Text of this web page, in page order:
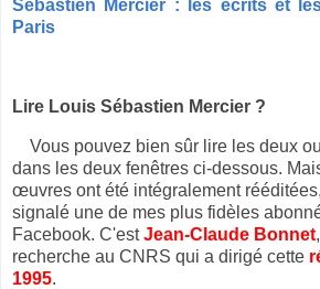
Sébastien Mercier : les écrits et
Paris
Lire Louis Sébastien Mercier ?
Vous pouvez bien sûr lire les deux
dans les deux fenêtres ci-dessous.
œuvres ont été intégralement
signalé une de mes plus fidèles
Facebook. C'estJean-Claude Bonnet
recherche au CNRS qui a dirigé cette
1995.